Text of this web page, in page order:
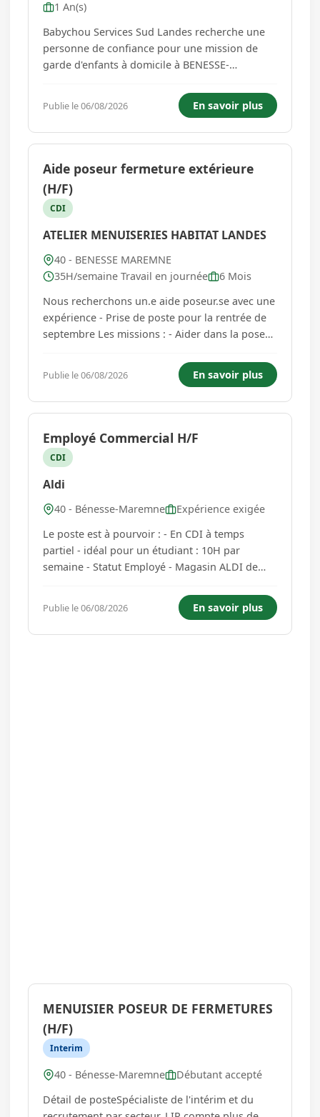
1 An(s)
Babychou Services Sud Landes recherche une
personne de confiance pour une mission de
garde d'enfants à domicile à BENESSE-
les jeudis et vendredis, de 16h30 à 20h Missions
: - Accueil des enfants au ...
Publie le 06/08/2026 En savoir plus
Aide poseur fermeture extérieure
(H/F)
CDI
ATELIER MENUISERIES HABITAT LANDES
40 - BENESSE MAREMNE
35H/semaine Travail en journée
6 Mois
Nous recherchons un.e aide poseur.se avec une
expérience - Prise de poste pour la rentrée de
septembre Les missions : - Aider dans la pose
et volets, portails, portes de garage, pergolas)
et s'assurer de la bonne installation des
fermetures, en ...
Publie le 06/08/2026 En savoir plus
Employé Commercial H/F
CDI
Aldi
40 - Bénesse-Maremne
Expérience exigée
Le poste est à pourvoir : - En CDI à temps
partiel - idéal pour un étudiant : 10H par
semaine - Statut Employé - Magasin ALDI de
Route Départementale 810 40230 BÉNESSE-
MAREMNE - Parcours de formation et
d'intégration prévue sur plusieurs semain...
Publie le 06/08/2026 En savoir plus
MENUISIER POSEUR DE FERMETURES
(H/F)
Interim
40 - Bénesse-Maremne
Débutant accepté
Détail de posteSpécialiste de l'intérim et du